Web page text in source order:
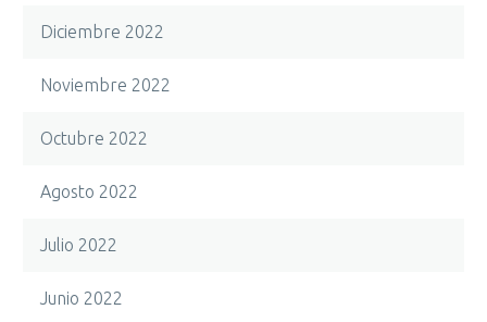
Diciembre 2022
Noviembre 2022
Octubre 2022
Agosto 2022
Julio 2022
Junio 2022